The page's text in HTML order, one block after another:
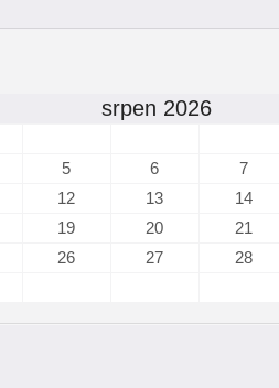
srpen 2026
5 6
7
12 13
14
19 20
21
26 27
28